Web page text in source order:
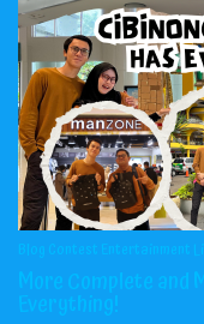
Blog Contest Entertainment
More Complete and
Everything!